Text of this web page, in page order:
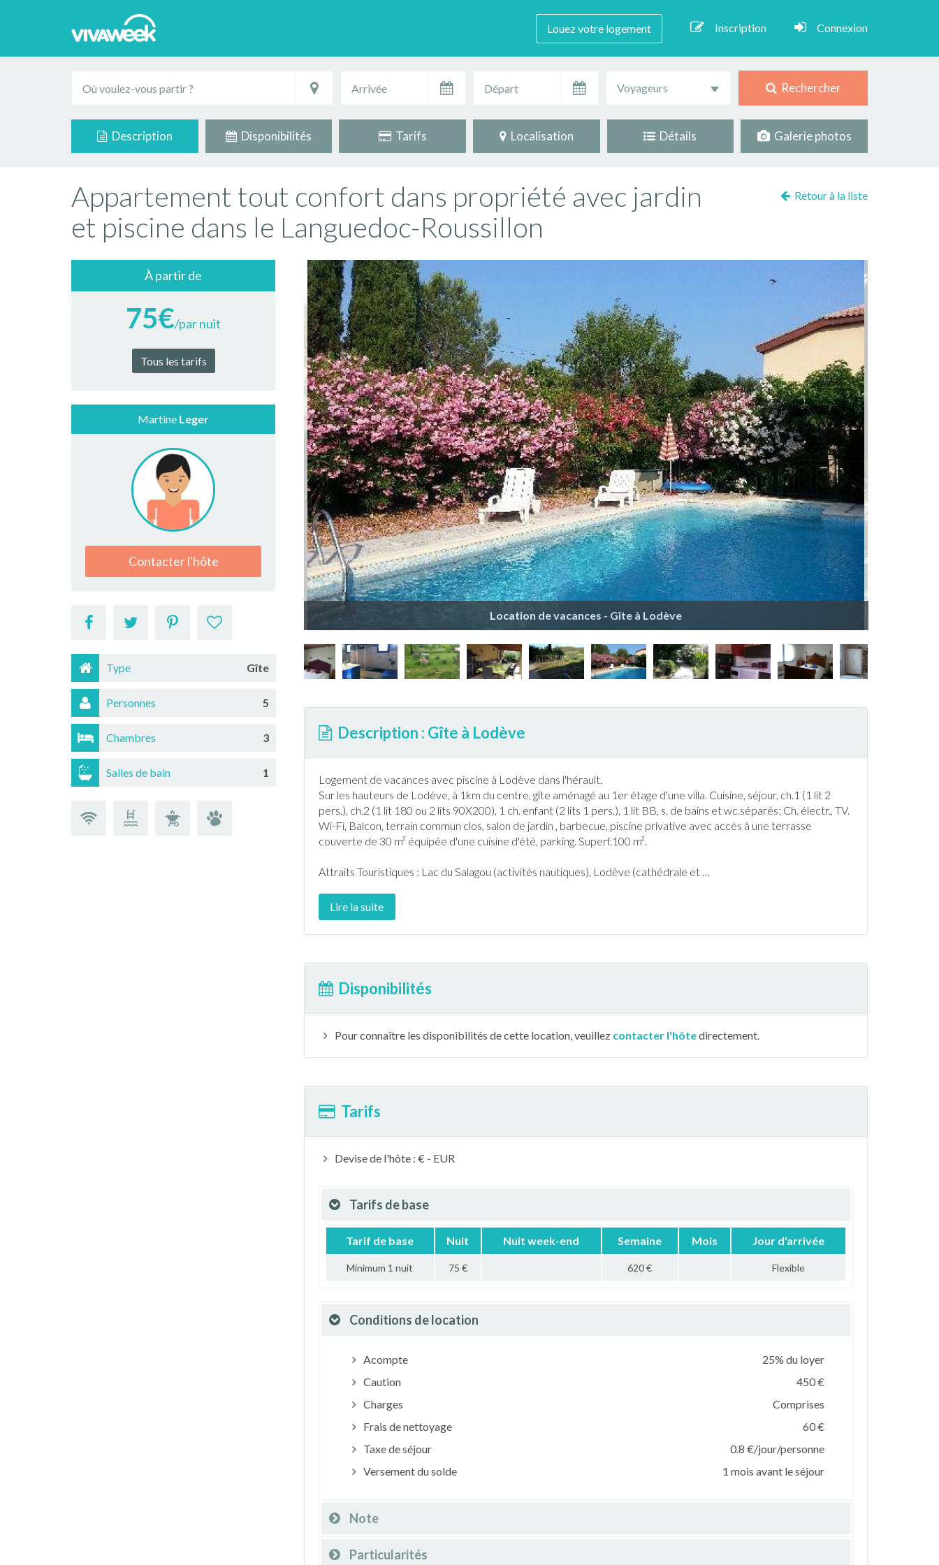
Louez votre logement Inscription Connexion
Voyageurs Rechercher
Description Disponibilités Tarifs Localisation Détails Galerie photos
Appartement tout confort dans propriété avec jardin
et piscine dans le Languedoc-Roussillon
Retour à la liste
À partir de
75€/par nuit
Tous les tarifs
Martine Leger
Contacter l'hôte
Type Gîte
Personnes 5
Chambres 3
Salles de bain 1
Location de vacances - Gîte à Lodève
Description : Gîte à Lodève
Logement de vacances avec piscine à Lodève dans l'hérault.
Sur les hauteurs de Lodève, à 1km du centre, gîte aménagé au 1er étage d'une villa. Cuisine, séjour, ch.1 (1 lit 2
pers.), ch.2 (1 lit 180 ou 2 lits 90X200), 1 ch. enfant (2 lits 1 pers.), 1 lit BB, s. de bains et wc.séparés; Ch. électr., TV.
Wi-Fi, Balcon, terrain commun clos, salon de jardin , barbecue, piscine privative avec accès à une terrasse
couverte de 30 m² équipée d'une cuisine d'été, parking. Superf.100 m².
Attraits Touristiques : Lac du Salagou (activités nautiques), Lodève (cathédrale et …
Lire la suite
Disponibilités
Pour connaître les disponibilités de cette location, veuillez contacter l'hôtedirectement.
Tarifs
Devise de l'hôte : € - EUR
Tarifs de base
Tarif de base Nuit Nuit week-end Semaine Mois Jour d'arrivée
Minimum 1 nuit 75 € 620 € Flexible
Conditions de location
Acompte
25% du loyer
Caution
450 €
Charges
Comprises
Frais de nettoyage
60 €
Taxe de séjour
0.8 €/jour/personne
Versement du solde
1 mois avant le séjour
Note
Particularités